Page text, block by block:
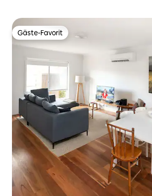
Gäste-Favorit
Gäste-Favorit